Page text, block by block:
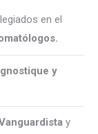
en el
y
y